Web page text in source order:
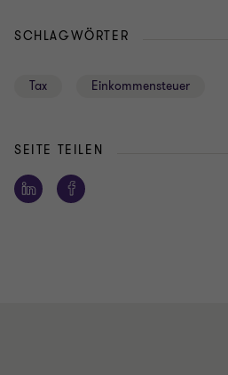
SCHLAGWÖRTER
Tax Einkommensteuer
SEITE TEILEN